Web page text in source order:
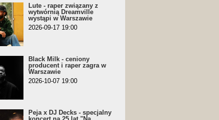
Lute - raper związany z
wytwórnią Dreamville
wystąpi w Warszawie
2026-09-17 19:00
Black Milk - ceniony
producent i raper zagra w
Warszawie
2026-10-07 19:00
Peja x DJ Decks - specjalny